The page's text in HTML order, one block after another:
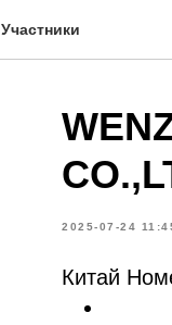
Участники
2025-07-24
Китай